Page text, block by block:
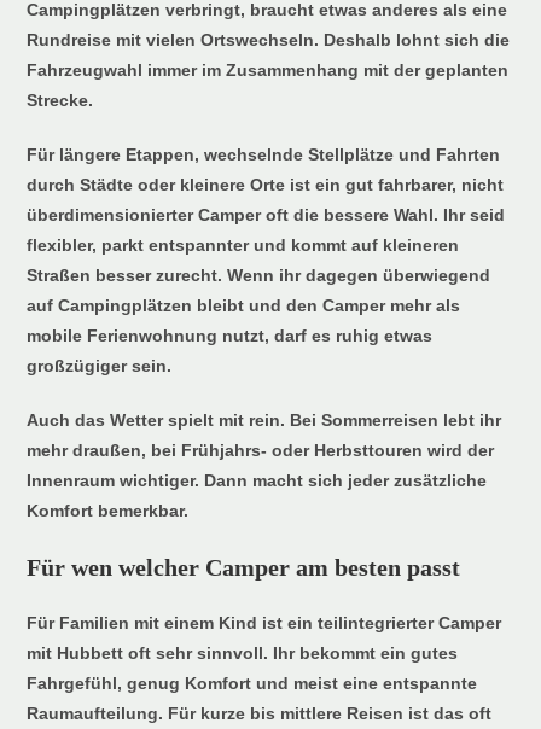
Campingplätzen verbringt, braucht etwas anderes als eine
Rundreise mit vielen Ortswechseln. Deshalb lohnt sich die
Fahrzeugwahl immer im Zusammenhang mit der geplanten
Strecke.
Für längere Etappen, wechselnde Stellplätze und Fahrten
durch Städte oder kleinere Orte ist ein gut fahrbarer, nicht
überdimensionierter Camper oft die bessere Wahl. Ihr seid
flexibler, parkt entspannter und kommt auf kleineren
Straßen besser zurecht. Wenn ihr dagegen überwiegend
auf Campingplätzen bleibt und den Camper mehr als
mobile Ferienwohnung nutzt, darf es ruhig etwas
großzügiger sein.
Auch das Wetter spielt mit rein. Bei Sommerreisen lebt ihr
mehr draußen, bei Frühjahrs- oder Herbsttouren wird der
Innenraum wichtiger. Dann macht sich jeder zusätzliche
Komfort bemerkbar.
Für wen welcher Camper am besten passt
Für Familien mit einem Kind ist ein teilintegrierter Camper
mit Hubbett oft sehr sinnvoll. Ihr bekommt ein gutes
Fahrgefühl, genug Komfort und meist eine entspannte
Raumaufteilung. Für kurze bis mittlere Reisen ist das oft